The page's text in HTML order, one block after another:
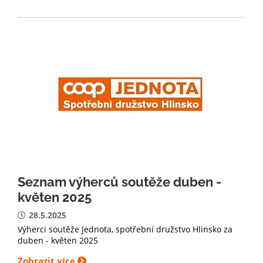
Seznam výherců soutěže duben -
květen 2025
28.5.2025
Výherci soutěže Jednota, spotřební družstvo Hlinsko za
duben - květen 2025